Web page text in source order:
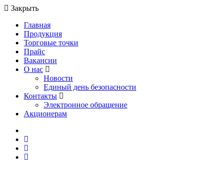
Закрыть
Главная
Продукция
Торговые точки
Прайс
Вакансии
О нас
Новости
Единый день безопасности
Контакты
Электронное обращение
Акционерам